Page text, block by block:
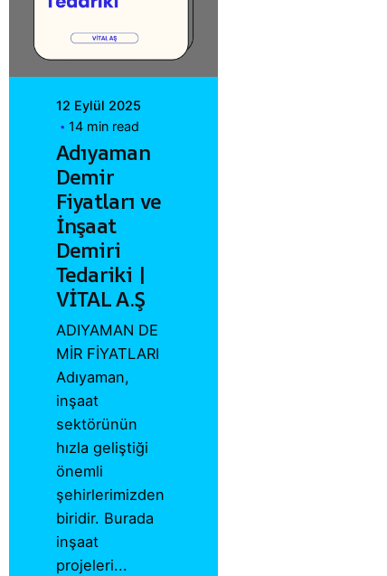
Vital A.Ş.
Webmaster
12 Eylül 2025
14 min read
Adıyaman
Demir
Fiyatları ve
İnşaat
Demiri
Tedariki |
VİTAL A.Ş
ADIYAMAN DE
MİR FİYATLARI
Adıyaman,
inşaat
sektörünün
hızla geliştiği
önemli
şehirlerimizden
biridir. Burada
inşaat
projeleri...